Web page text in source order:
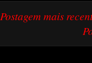
Postagem mais